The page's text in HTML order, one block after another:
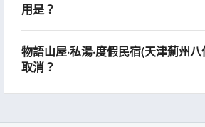
用是？
物語山屋·私湯·度假民宿(天津薊州
取消？